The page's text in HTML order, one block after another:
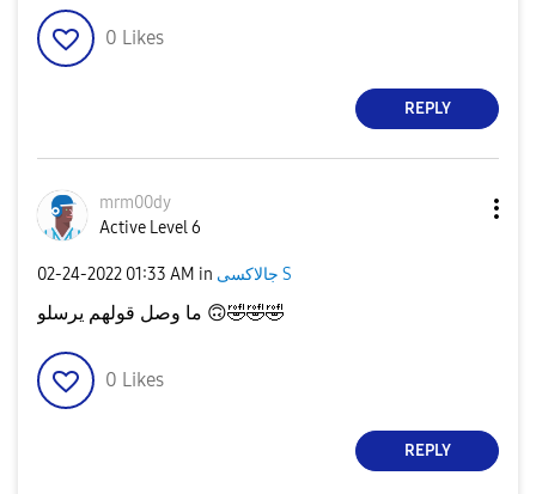
0 Likes
REPLY
mrm00dy
Active Level 6
‎02-24-2022 01:33 AM in جالاكسى S
🙃🤣🤣🤣
0 Likes
REPLY